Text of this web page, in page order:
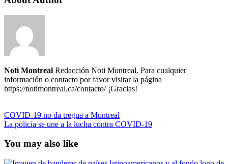
Noti Montreal Redacción Noti Montreal. Para cualquier
información o contacto por favor visitar la página
https://notimontreal.ca/contacto/ ¡Gracias!
COVID-19 no da tregua a Montreal
La policía se une a la lucha contra COVID-19
You may also like